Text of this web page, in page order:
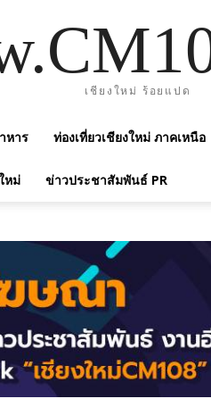
เชียงใหม่ ร้อยแปด
หาร ท่องเที่ยวเชียงใหม่ ภาคเหนือ
หม่ ข่าวประชาสัมพันธ์ PR